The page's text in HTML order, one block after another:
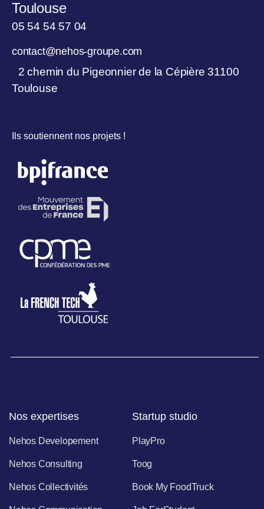
Toulouse
05 54 54 57 04
contact@nehos-groupe.com
2 chemin du Pigeonnier de la Cépière 31100
Toulouse
Ils soutiennent nos projets !
Nos expertises
Nehos Developement
Nehos Consulting
Nehos Collectivités
Startup studio
PlayPro
Toog
Book My FoodTruck